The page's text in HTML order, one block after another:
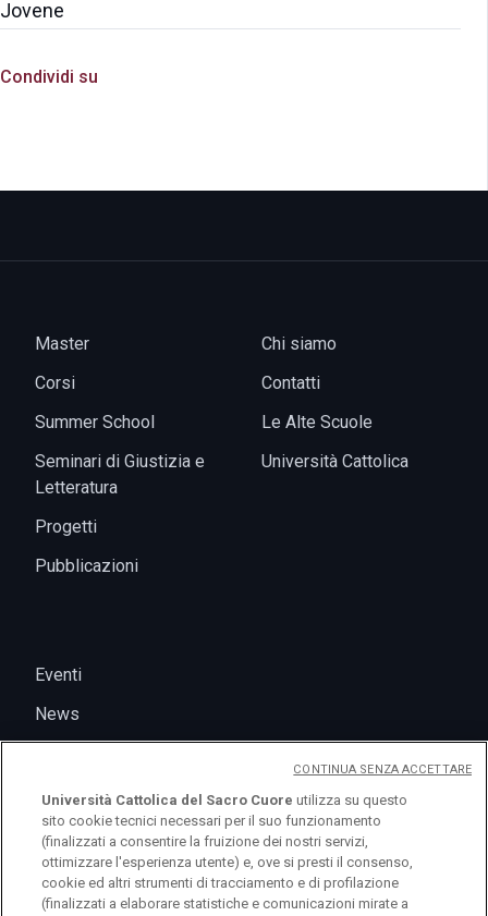
Jovene
Condividi su
Master
Corsi
Summer School
Seminari di Giustizia e
Letteratura
Progetti
Pubblicazioni
Chi siamo
Contatti
Le Alte Scuole
Università Cattolica
Eventi
News
Università Cattolica del Sacro Cuore utilizza su questo
sito cookie tecnici necessari per il suo funzionamento
(finalizzati a consentire la fruizione dei nostri servizi,
ottimizzare l'esperienza utente) e, ove si presti il consenso,
cookie ed altri strumenti di tracciamento e di profilazione
(finalizzati a elaborare statistiche e comunicazioni mirate a
CONTINUA SENZA ACCETTARE